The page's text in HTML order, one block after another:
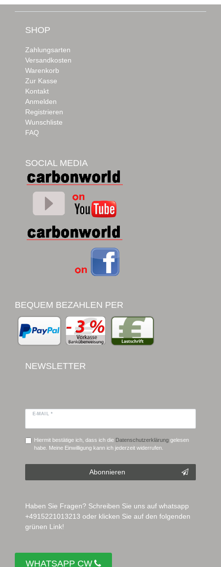
SHOP
Zahlungsarten
Versandkosten
Warenkorb
Zur Kasse
Kontakt
Anmelden
Registrieren
Wunschliste
FAQ
SOCIAL MEDIA
BEQUEM BEZAHLEN PER
NEWSLETTER
E-MAIL *
Hiermit bestätige ich, dass ich die Daten­schutz­erklärunggelesen
habe. Meine Einwilligung kann ich jederzeit widerrufen.
Abonnieren
Haben Sie Fragen? Schreiben Sie uns auf whatsapp
+4915221013213 oder klicken Sie auf den folgenden
grünen Link!
WHATSAPP CW